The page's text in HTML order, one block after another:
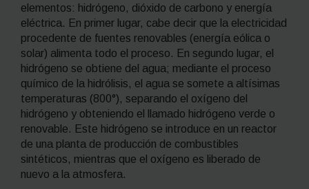
elementos: hidrógeno, dióxido de carbono y energía
eléctrica. En primer lugar, cabe decir que la electricidad
procedente de fuentes renovables (energía eólica o
solar) alimenta todo el proceso. En segundo lugar, el
hidrógeno se obtiene del agua; mediante el proceso
químico de la hidrólisis, el agua se somete a altísimas
temperaturas (800°), separando el oxígeno del
hidrógeno y obteniendo el llamado hidrógeno verde o
renovable. Este hidrógeno se introduce en un reactor
de una planta de producción de combustibles
sintéticos, mientras que el oxígeno es liberado de
nuevo a la atmosfera.